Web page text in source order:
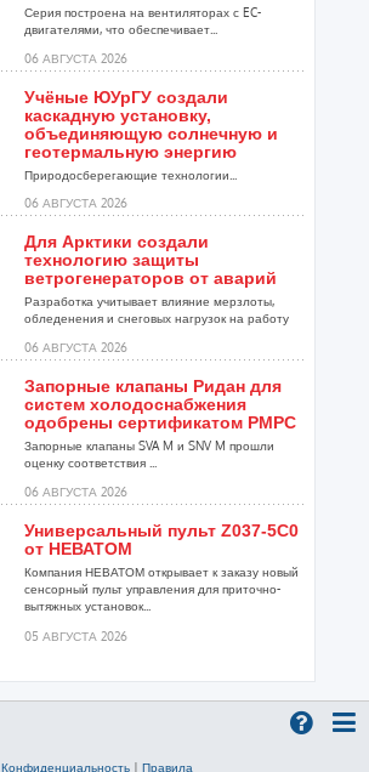
Серия построена на вентиляторах с EC-
двигателями, что обеспечивает...
06 АВГУСТА 2026
Учёные ЮУрГУ создали
каскадную установку,
объединяющую солнечную и
геотермальную энергию
Природосберегающие технологии...
06 АВГУСТА 2026
Для Арктики создали
технологию защиты
ветрогенераторов от аварий
Разработка учитывает влияние мерзлоты,
обледенения и снеговых нагрузок на работу
06 АВГУСТА 2026
Запорные клапаны Ридан для
систем холодоснабжения
одобрены сертификатом РМРС
Запорные клапаны SVA M и SNV M прошли
оценку соответствия ...
06 АВГУСТА 2026
Универсальный пульт Z037-5C0
от НЕВАТОМ
Компания НЕВАТОМ открывает к заказу новый
сенсорный пульт управления для приточно-
вытяжных установок...
05 АВГУСТА 2026
расширения ...
Конфиденциальность | Правила